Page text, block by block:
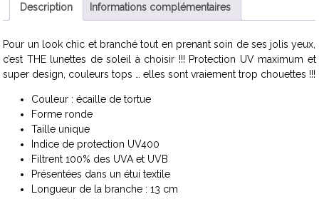
Description Informations complémentaires
Pour un look chic et branché tout en prenant soin de ses jolis yeux,
c’est THE lunettes de soleil à choisir !!! Protection UV maximum et
super design, couleurs tops … elles sont vraiement trop chouettes !!!
Couleur : écaille de tortue
Forme ronde
Taille unique
Indice de protection UV400
Filtrent 100% des UVA et UVB
Présentées dans un étui textile
Longueur de la branche : 13 cm